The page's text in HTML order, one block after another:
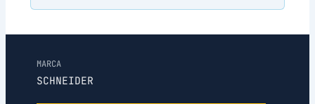
MARCA
SCHNEIDER